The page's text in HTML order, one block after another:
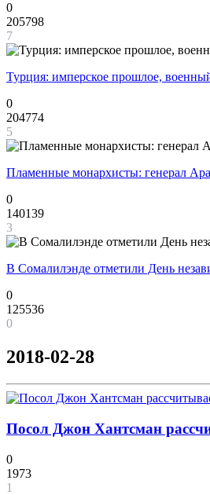
0
205798
7
Турция: имперское прошлое,
0
204774
5
Пламенные монархисты: генерал
0
140139
3
В Сомалилэнде отметили День
0
125536
0
2018-02-28
Посол Джон Хантсман
0
1973
1